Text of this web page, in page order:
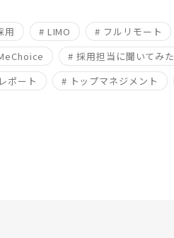
用 # LIMO # フルリモート
# 採用担当に聞いてみた
ポート # トップマネジメント